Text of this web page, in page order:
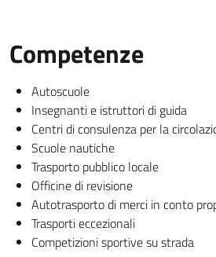
Competenze
Autoscuole
Insegnanti e istruttori di guida
Centri di consulenza per la
Scuole nautiche
Trasporto pubblico locale
Officine di revisione
Autotrasporto di merci in conto
Trasporti eccezionali
Competizioni sportive su strada